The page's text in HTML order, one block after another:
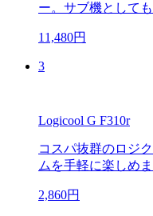
ー。サブ機としても
11,480円
3
Logicool G F310r
コスパ抜群のロジ
ムを手軽に楽しめま
2,860円